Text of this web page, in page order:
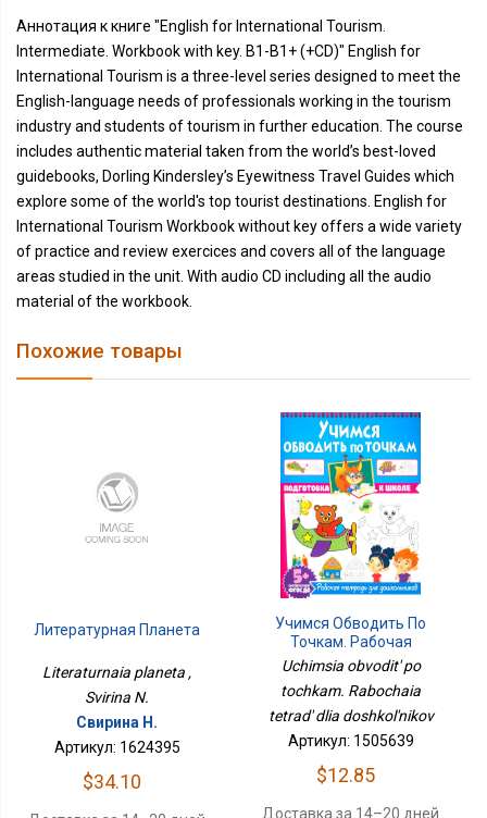
Аннотация к книге "English for International Tourism.
Intermediate. Workbook with key. B1-B1+ (+CD)" English for
International Tourism is a three-level series designed to meet the
English-language needs of professionals working in the tourism
industry and students of tourism in further education. The course
includes authentic material taken from the world’s best-loved
guidebooks, Dorling Kindersley’s Eyewitness Travel Guides which
explore some of the world's top tourist destinations. English for
International Tourism Workbook without key offers a wide variety
of practice and review exercices and covers all of the language
areas studied in the unit. With audio CD including all the audio
material of the workbook.
Похожие товары
Литературная Планета
Literaturnaia planeta ,
Svirina N.
Свирина Н.
Артикул: 1624395
$34.10
Учимся Обводить По
Точкам. Рабочая
Тетрадь Для
Дошкольников
Uchimsia obvodit' po
tochkam. Rabochaia
tetrad' dlia doshkol'nikov
Артикул: 1505639
$12.85
Доставка за 14–20 дней